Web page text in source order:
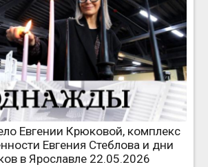
Евгении Крюковой, комплекс
Евгения Стеблова и дни
в Ярославле 22.05.2026